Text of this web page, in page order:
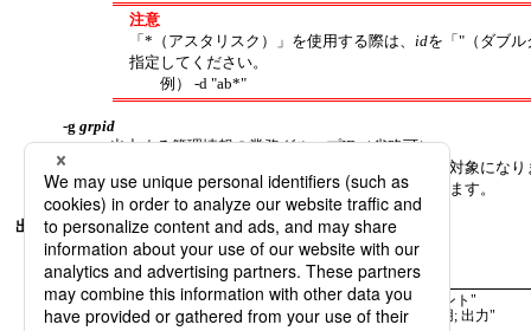
注意
「*（アスタリスク）」を使用する際は、 idを「"（ダブル
指定してください。
例） -d "ab*"
-ggrpid
出力する管理情報の業務グループID（省略可）
省略すると、すべての業務グループの管理情報が対象にな
両方の条件を満たした管理情報が出力対象になります。
出力例
CSV情報の場合
"ID","更新ユーザ","業務グループ","更新日時","コメント"
"CSV01","abc","grp01","2016/11/08 10:43:13","テスト用; 出力"